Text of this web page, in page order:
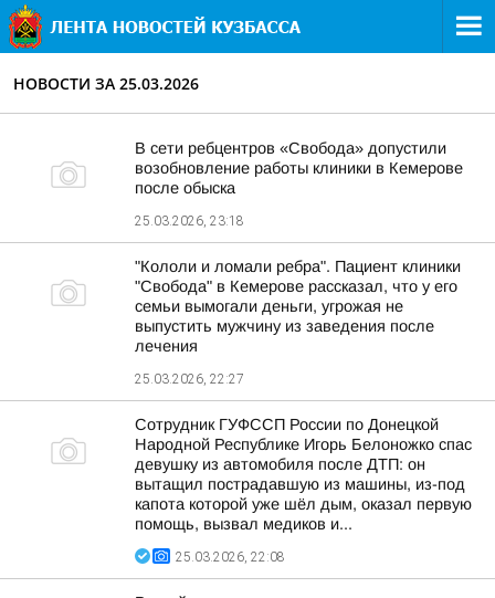
НОВОСТИ ЗА 25.03.2026
В сети ребцентров «Свобода» допустили
возобновление работы клиники в Кемерове
после обыска
25.03.2026, 23:18
"Кололи и ломали ребра". Пациент клиники
"Свобода" в Кемерове рассказал, что у его
семьи вымогали деньги, угрожая не
выпустить мужчину из заведения после
лечения
25.03.2026, 22:27
Сотрудник ГУФССП России по Донецкой
Народной Республике Игорь Белоножко спас
девушку из автомобиля после ДТП: он
вытащил пострадавшую из машины, из-под
капота которой уже шёл дым, оказал первую
помощь, вызвал медиков и...
25.03.2026, 22:08